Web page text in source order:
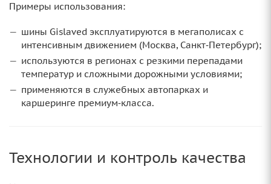
Примеры использования:
шины Gislaved эксплуатируются в мегаполисах с
интенсивным движением (Москва, Санкт‑Петербург);
используются в регионах с резкими перепадами
температур и сложными дорожными условиями;
применяются в служебных автопарках и
каршеринге премиум‑класса.
Технологии и контроль качества